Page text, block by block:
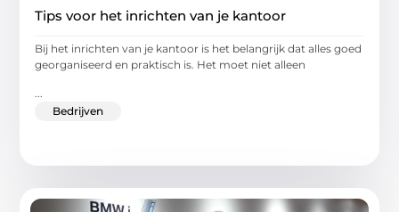
Tips voor het inrichten van je kantoor
Bij het inrichten van je kantoor is het belangrijk dat alles goed
georganiseerd en praktisch is. Het moet niet alleen
...
Bedrijven